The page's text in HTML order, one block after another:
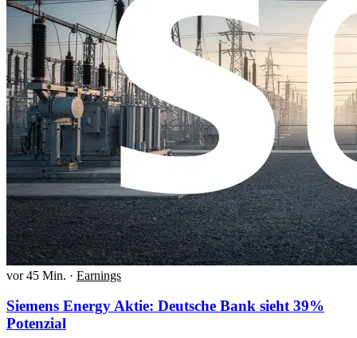
vor 45 Min. · Earnings
Siemens Energy Aktie: Deutsche Bank sieht 39%
Potenzial